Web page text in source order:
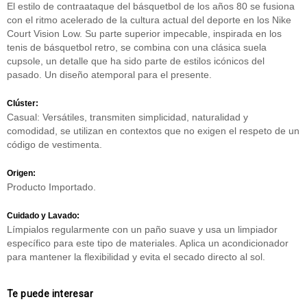
El estilo de contraataque del básquetbol de los años 80 se fusiona
con el ritmo acelerado de la cultura actual del deporte en los Nike
Court Vision Low. Su parte superior impecable, inspirada en los
tenis de básquetbol retro, se combina con una clásica suela
cupsole, un detalle que ha sido parte de estilos icónicos del
pasado. Un diseño atemporal para el presente.
Clúster:
Casual: Versátiles, transmiten simplicidad, naturalidad y
comodidad, se utilizan en contextos que no exigen el respeto de un
código de vestimenta.
Origen:
Producto Importado.
Cuidado y Lavado:
Límpialos regularmente con un paño suave y usa un limpiador
específico para este tipo de materiales. Aplica un acondicionador
para mantener la flexibilidad y evita el secado directo al sol.
Te puede interesar